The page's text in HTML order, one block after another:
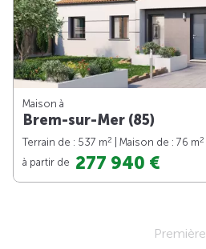
Maison à
Brem-sur-Mer (85)
Terrain de : 537 m2 | Maison de : 76 m2
à partir de 277 940 €
Première